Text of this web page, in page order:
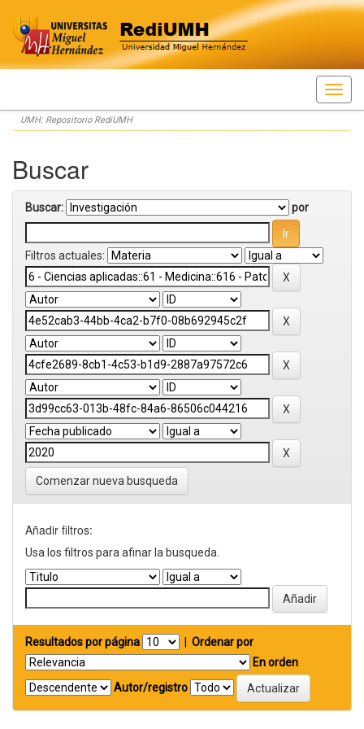
Skip
navigation
UMH: Repositorio RediUMH
Buscar
Buscar: por
Filtros actuales:
Comenzar nueva busqueda
Añadir filtros:
Usa los filtros para afinar la busqueda.
Resultados por página
Ordenar por
En orden
Autor/registro